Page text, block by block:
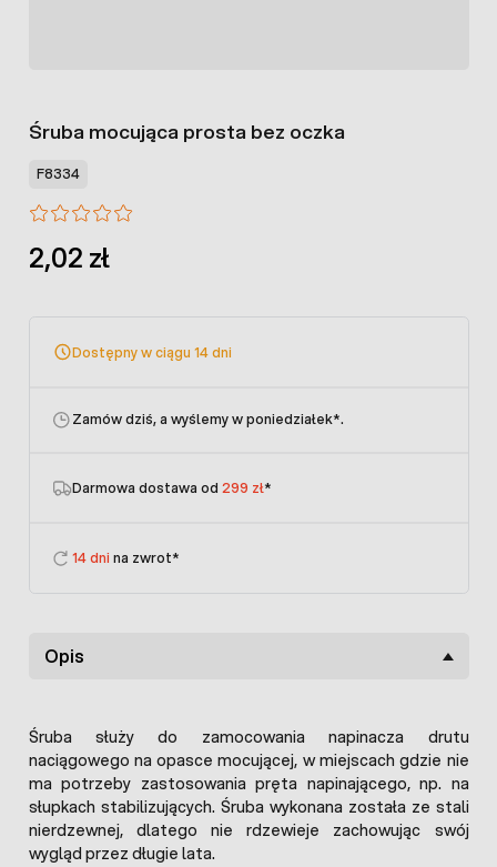
Śruba mocująca prosta bez oczka
F8334
2,02 zł
Dostępny w ciągu 14 dni
Zamów dziś, a wyślemy w poniedziałek*.
Darmowa dostawa od 299 zł*
14 dni na zwrot*
Opis
Śruba służy do zamocowania napinacza drutu
naciągowego na opasce mocującej, w miejscach gdzie nie
ma potrzeby zastosowania pręta napinającego, np. na
słupkach stabilizujących. Śruba wykonana została ze stali
nierdzewnej, dlatego nie rdzewieje zachowując swój
wygląd przez długie lata.